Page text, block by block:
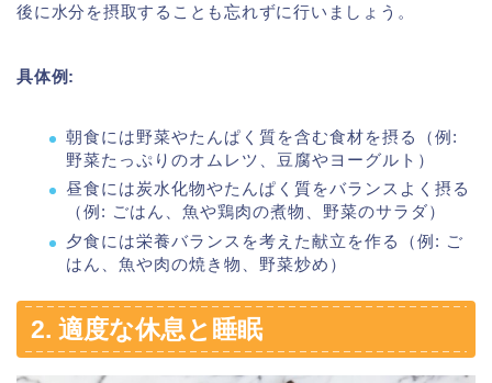
後に水分を摂取することも忘れずに行いましょう。
具体例:
朝食には野菜やたんぱく質を含む食材を摂る（例:
野菜たっぷりのオムレツ、豆腐やヨーグルト）
昼食には炭水化物やたんぱく質をバランスよく摂る
（例: ごはん、魚や鶏肉の煮物、野菜のサラダ）
夕食には栄養バランスを考えた献立を作る（例: ご
はん、魚や肉の焼き物、野菜炒め）
2. 適度な休息と睡眠